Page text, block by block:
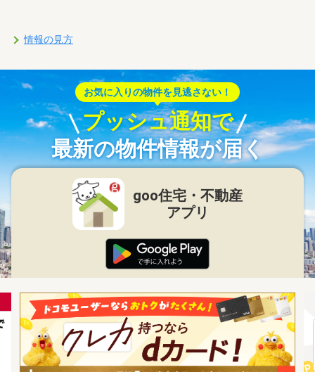
情報の見方
お気に入りの物件を見逃さない！
プッシュ通知で
最新の物件情報が届く
goo住宅・不動産
アプリ